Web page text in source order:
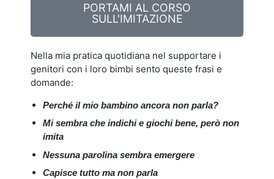
PORTAMI AL CORSO
SULL'IMITAZIONE
Nella mia pratica quotidiana nel supportare i
genitori con i loro bimbi sento queste frasi e
domande:
Perché il mio bambino ancora non parla?
Mi sembra che indichi e giochi bene, però non
imita
Nessuna parolina sembra emergere
Capisce tutto ma non parla